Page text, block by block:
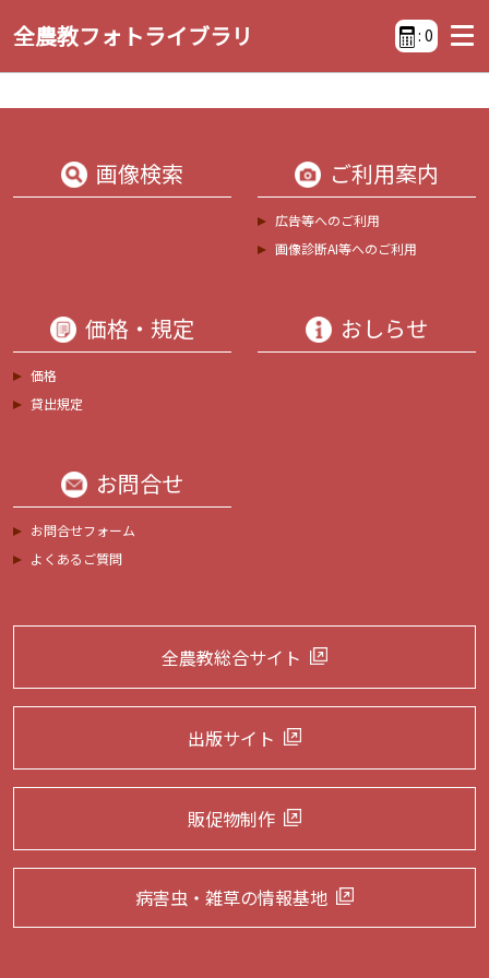
全農教フォトライブラリ : 0
画像検索 ご利用案内
広告等へのご利用
画像診断AI等へのご利用
価格・規定
価格
貸出規定
おしらせ
お問合せ
お問合せフォーム
よくあるご質問
全農教総合サイト
出版サイト
販促物制作
病害虫・雑草の情報基地